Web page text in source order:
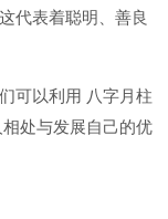
代表着聪明、善良
可以利用 八字月柱
处与发展自己的优